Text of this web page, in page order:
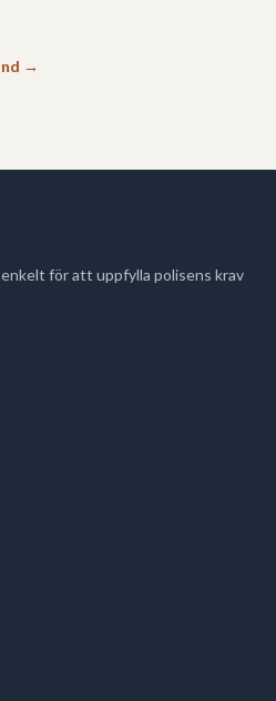
→
för att uppfylla polisens krav